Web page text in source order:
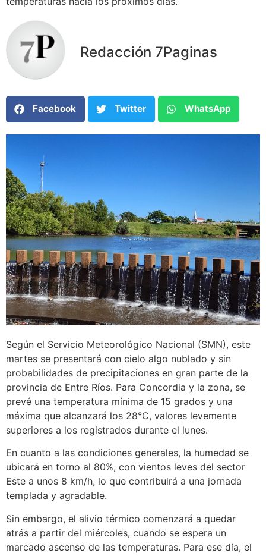
Redacción 7Paginas
Facebook Twitter WhatsApp
Según el Servicio Meteorológico Nacional (SMN), este
martes se presentará con cielo algo nublado y sin
probabilidades de precipitaciones en gran parte de la
provincia de Entre Ríos. Para Concordia y la zona, se
prevé una temperatura mínima de 15 grados y una
máxima que alcanzará los 28°C, valores levemente
superiores a los registrados durante el lunes.
En cuanto a las condiciones generales, la humedad se
ubicará en torno al 80%, con vientos leves del sector
Este a unos 8 km/h, lo que contribuirá a una jornada
templada y agradable.
Sin embargo, el alivio térmico comenzará a quedar
atrás a partir del miércoles, cuando se espera un
marcado ascenso de las temperaturas. Para ese día, el